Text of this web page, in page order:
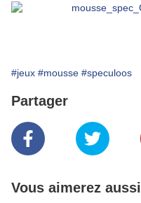
#jeux #mousse #speculoos
Partager
Vous aimerez aussi